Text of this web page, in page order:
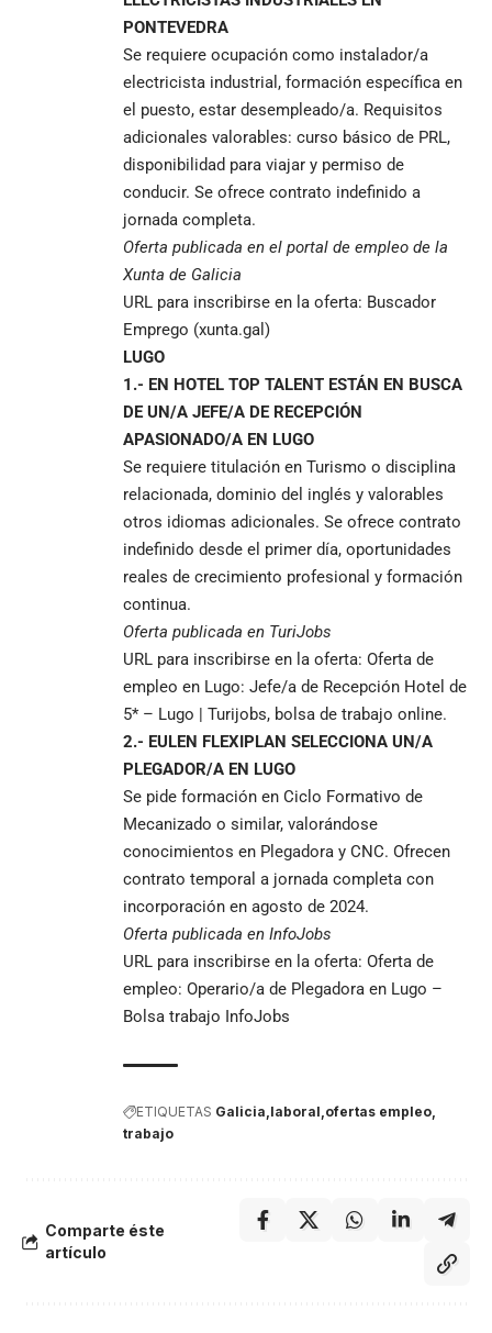
PONTEVEDRA
Se requiere ocupación como instalador/a
electricista industrial, formación específica en
el puesto, estar desempleado/a. Requisitos
adicionales valorables: curso básico de PRL,
disponibilidad para viajar y permiso de
conducir. Se ofrece contrato indefinido a
jornada completa.
Oferta publicada en el portal de empleo de la
Xunta de Galicia
URL para inscribirse en la oferta: Buscador
Emprego (xunta.gal)
LUGO
1.- EN HOTEL TOP TALENT ESTÁN EN BUSCA
DE UN/A JEFE/A DE RECEPCIÓN
APASIONADO/A EN LUGO
Se requiere titulación en Turismo o disciplina
relacionada, dominio del inglés y valorables
otros idiomas adicionales. Se ofrece contrato
indefinido desde el primer día, oportunidades
reales de crecimiento profesional y formación
continua.
Oferta publicada en TuriJobs
URL para inscribirse en la oferta: Oferta de
empleo en Lugo: Jefe/a de Recepción Hotel de
5* – Lugo | Turijobs, bolsa de trabajo online.
2.- EULEN FLEXIPLAN SELECCIONA UN/A
PLEGADOR/A EN LUGO
Se pide formación en Ciclo Formativo de
Mecanizado o similar, valorándose
conocimientos en Plegadora y CNC. Ofrecen
contrato temporal a jornada completa con
incorporación en agosto de 2024.
Oferta publicada en InfoJobs
URL para inscribirse en la oferta: Oferta de
empleo: Operario/a de Plegadora en Lugo –
Bolsa trabajo InfoJobs
ETIQUETAS Galicia laboral ofertas empleo
trabajo
Comparte éste
artículo